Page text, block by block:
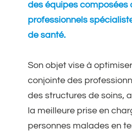
des équipes composées
professionnels
de santé.
Son objet vise à
conjointe des
des structures de soins,
la meilleure prise en
personnes malades en